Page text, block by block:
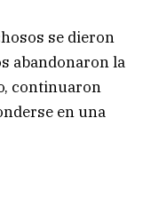
se dieron
abandonaron la
continuaron
en una